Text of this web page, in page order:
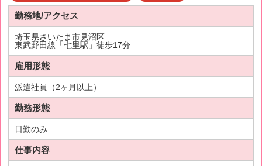
勤務地/アクセス
埼玉県さいたま市見沼区
東武野田線「七里駅」徒歩17分
雇用形態
派遣社員（2ヶ月以上）
勤務形態
日勤のみ
仕事内容